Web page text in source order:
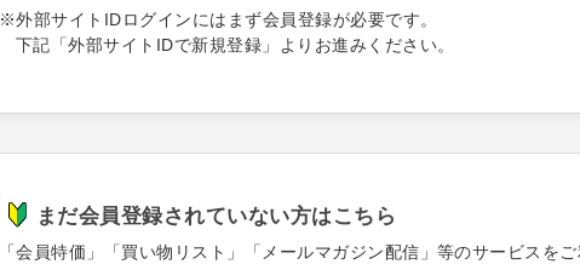
※外部サイトIDログインにはまず会員登録が必要です。
下記「外部サイトIDで新規登録」よりお進みください。
まだ会員登録されていない方はこちら
「会員特価」「買い物リスト」「メールマガジン配信」等のサービスを